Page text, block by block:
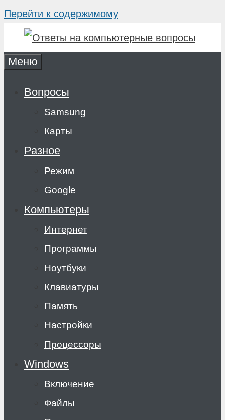
Перейти к содержимому
Меню
Вопросы
Samsung
Карты
Разное
Режим
Google
Компьютеры
Интернет
Программы
Ноутбуки
Клавиатуры
Память
Настройки
Процессоры
Windows
Включение
Файлы